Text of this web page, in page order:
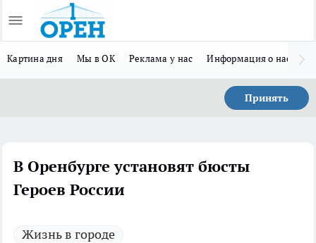
Картина дня Мы в ОК Реклама у нас Информация о нас
Принять
В Оренбурге установят бюсты
Героев России
Жизнь в городе